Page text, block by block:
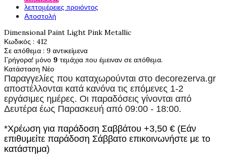
λεπτομέρειες προιόντος
Αποστολή
Dimensional Paint Light Pink Metallic
Κωδικός : 412
Σε απόθεμα : 9 αντικείμενα
Γρήγορα! μόνο 9 τεμάχια που έμειναν σε απόθεμα.
Κατάσταση Νέο
Παραγγελίες που καταχωρούνται στο decorezerva.gr
αποστέλλονται κατά κανόνα τις επόμενες 1-2
εργάσιμες ημέρες. Οι παραδόσεις γίνονται από
Δευτέρα έως Παρασκευή από 09:00 - 18:00.
*Χρέωση για παράδοση Σαββάτου +3,50 € (Εάν
επιθυμείτε παράδοση Σάββατο επικοινωνήστε με το
κατάστημα)